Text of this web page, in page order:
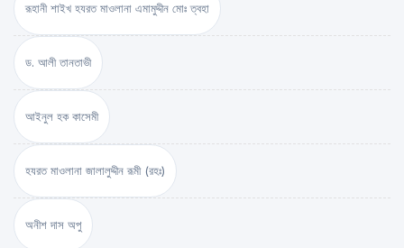
রূহানী শাইখ হযরত মাওলানা এমামুদ্দীন মোঃ ত্বহা
ড. আলী তানতাভী
আইনুল হক কাসেমী
হযরত মাওলানা জালালুদ্দীন রূমী (রহঃ)
অনীশ দাস অপু